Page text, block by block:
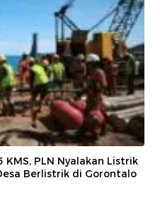
PLN Nyalakan Listrik
Berlistrik di Gorontalo